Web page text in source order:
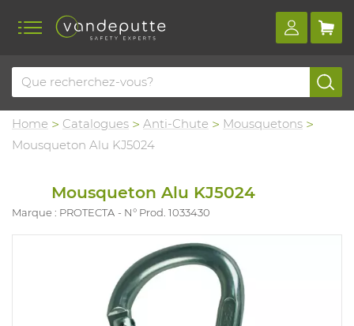
Home Catalogues Anti-Chute
Mousquetons
Mousqueton Alu KJ5024
Mousqueton Alu KJ5024
Marque : PROTECTA N° Prod. 1033430